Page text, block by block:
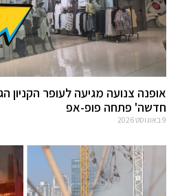
אופנה צנועה מגיעה לעופר
חדשה' פתחה פופ-אפ
9 באוגוסט 2026